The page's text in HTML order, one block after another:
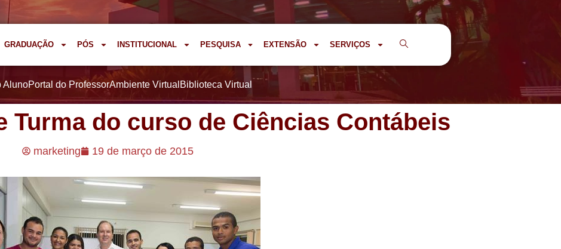
GRADUAÇÃO PÓS INSTITUCIONAL PESQUISA EXTENSÃO SERVIÇOS
AlunoPortal do ProfessorAmbiente Virtual Biblioteca Virtual
Turma do curso de Ciências Contábeis
marketing 19 de março de 2015